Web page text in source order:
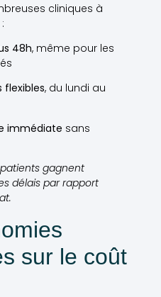
cliniques à
48h, même pour les
flexibles, du lundi au
immédiate sans
gagnent
délais par rapport
sur le coût